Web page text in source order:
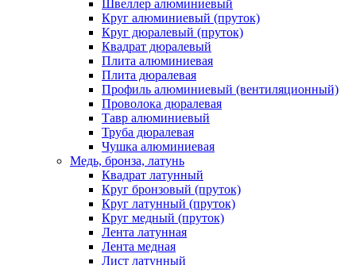
Швеллер алюминиевый
Круг алюминиевый (пруток)
Круг дюралевый (пруток)
Квадрат дюралевый
Плита алюминиевая
Плита дюралевая
Профиль алюминиевый (вентиляционный)
Проволока дюралевая
Тавр алюминиевый
Труба дюралевая
Чушка алюминиевая
Медь, бронза, латунь
Квадрат латунный
Круг бронзовый (пруток)
Круг латунный (пруток)
Круг медный (пруток)
Лента латунная
Лента медная
Лист латунный